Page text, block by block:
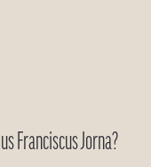
Franciscus Jorna?